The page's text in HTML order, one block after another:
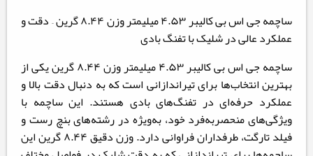
ساچمه جی اس بی کالیبر ۴.۵۳ میلیمتر وزن ۸.۴۴ گرین – دقت و
عملکرد عالی در شلیک با تفنگ بادی
ساچمه جی اس بی کالیبر ۴.۵۳ میلیمتر وزن ۸.۴۴ گرین یکی از
بهترین انتخاب‌ها برای تیراندازانی است که به دنبال دقت بالا و
عملکرد حرفه‌ای در تفنگ‌های بادی هستند. این ساچمه با
ویژگی‌های منحصربه‌فرد خود، به‌ویژه در رشته‌های بنچ رست و
فیلد تارگت، طرفداران فراوانی دارد. وزن دقیق ۸.۴۴ گرین این